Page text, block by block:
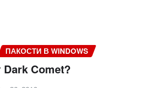
ПАКОСТИ В WINDOWS
Dark Comet?